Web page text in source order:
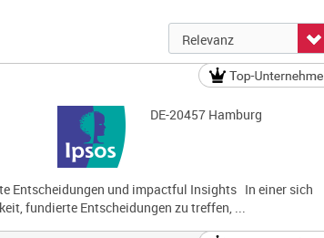
DE-20457 Hamburg
Entscheidungen und impactful Insights In einer sich
fundierte Entscheidungen zu treffen, ...